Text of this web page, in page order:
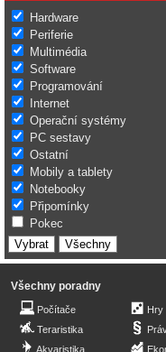
Hardware
Periferie
Multimédia
Software
Programování
Internet
Operační systémy
PC sestavy
Ostatní
Mobily a tablety
Notebooky
Připomínky
Pokec
Všechny poradny
Počítače
Teraristika
Akvaristika
Hry